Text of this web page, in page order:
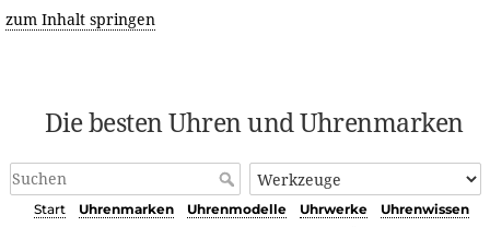
zum Inhalt springen
Die besten Uhren und Uhrenmarken
Start Uhrenmarken Uhrenmodelle Uhrwerke
Uhrenwissen